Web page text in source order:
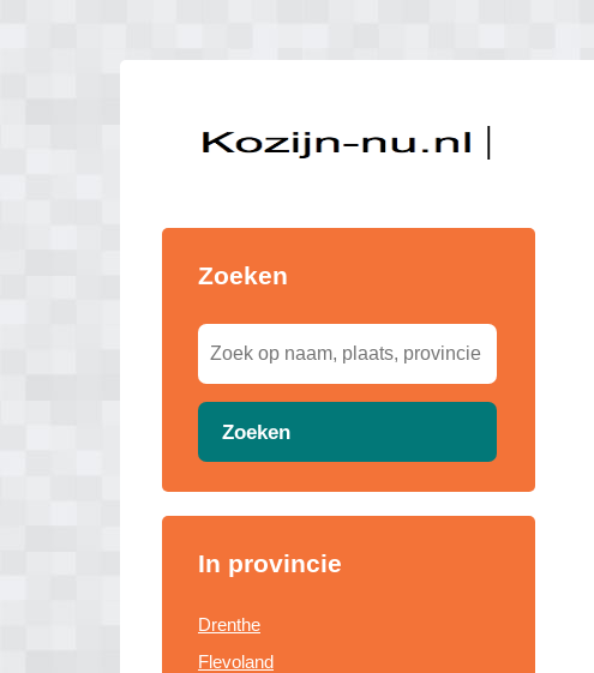
Zoeken
Zoeken
In provincie
Drenthe
Flevoland